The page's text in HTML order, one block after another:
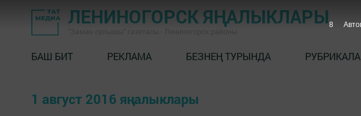
ЛЕНИНОГОРСК ЯҢАЛЫКЛАРЫ
БАШ БИТ РЕКЛАМА БЕЗНЕҢ ТУРЫНДА
1 август 2016 яңалыклары
7